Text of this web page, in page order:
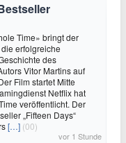
Time» bringt der
erfolgreiche
des
Vitor Martins auf
Film startet Mitte
Netflix hat
veröffentlicht. Der
„Fifteen Days“
[…] (00)
vor 1 Stunde